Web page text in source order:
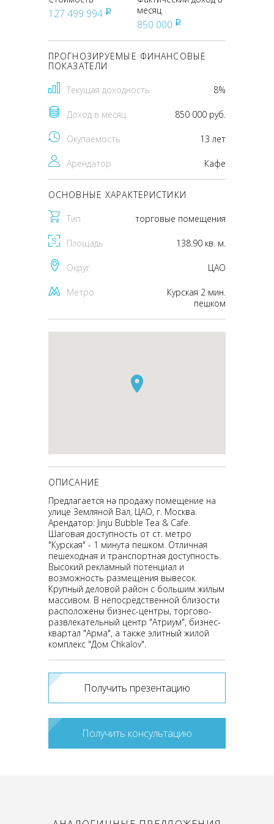
127 499 994 pуб
месяц
850 000 pуб
ПРОГНОЗИРУЕМЫЕ ФИНАНСОВЫЕ
ПОКАЗАТЕЛИ
Текущая доходность 8%
Доход в месяц 850 000 руб.
Окупаемость 13 лет
Арендатор Кафе
ОСНОВНЫЕ ХАРАКТЕРИСТИКИ
Тип торговые помещения
Площадь 138.90 кв. м.
Округ ЦАО
Метро
Курская 2 мин.
пешком
ОПИСАНИЕ
Предлагается на продажу помещение на
улице Земляной Вал, ЦАО, г. Москва.
Арендатор: Jinju Bubble Tea & Cafe.
Шаговая доступность от ст. метро
"Курская" - 1 минута пешком. Отличная
пешеходная и транспортная доступность.
Высокий рекламный потенциал и
возможность размещения вывесок.
Крупный деловой район с большим жилым
массивом. В непосредственной близости
расположены бизнес-центры, торгово-
развлекательный центр "Атриум", бизнес-
квартал "Арма", а также элитный жилой
комплекс "Дом Chkalov".
Получить презентацию
Получить консультацию